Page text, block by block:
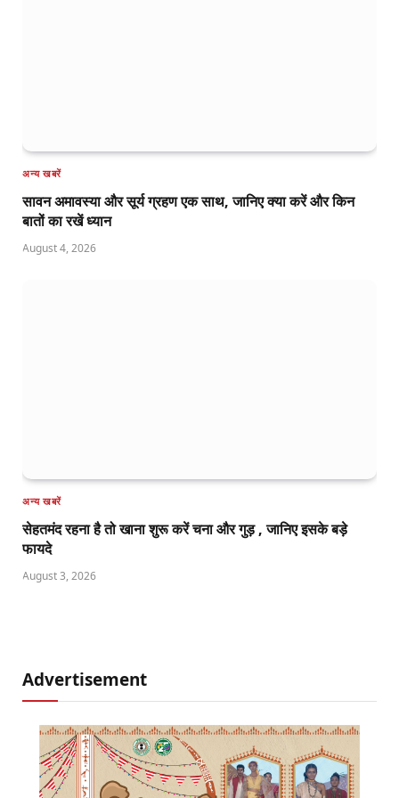
अन्य खबरें
सावन अमावस्या और सूर्य ग्रहण एक साथ, जानिए क्या करें और किन
बातों का रखें ध्यान
August 4, 2026
अन्य खबरें
सेहतमंद रहना है तो खाना शुरू करें चना और गुड़ , जानिए इसके बड़े
फायदे
August 3, 2026
Advertisement